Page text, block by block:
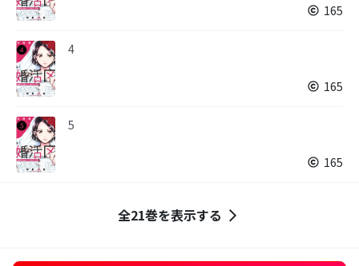
165
4
165
5
165
全21巻を表示する